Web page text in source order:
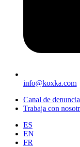
info@koxka.com
Canal de
Trabaja con
ES
EN
FR